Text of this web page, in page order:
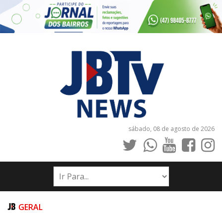
sábado, 08 de agosto de 2026
INÍCIO
NOTÍCIAS
GERAL